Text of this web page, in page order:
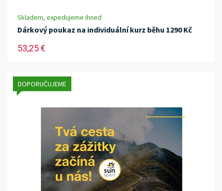
Skladem, expedujeme ihned
Dárkový poukaz na individuální kurz běhu 1290 Kč
53,25 €
DOPORUČUJEME